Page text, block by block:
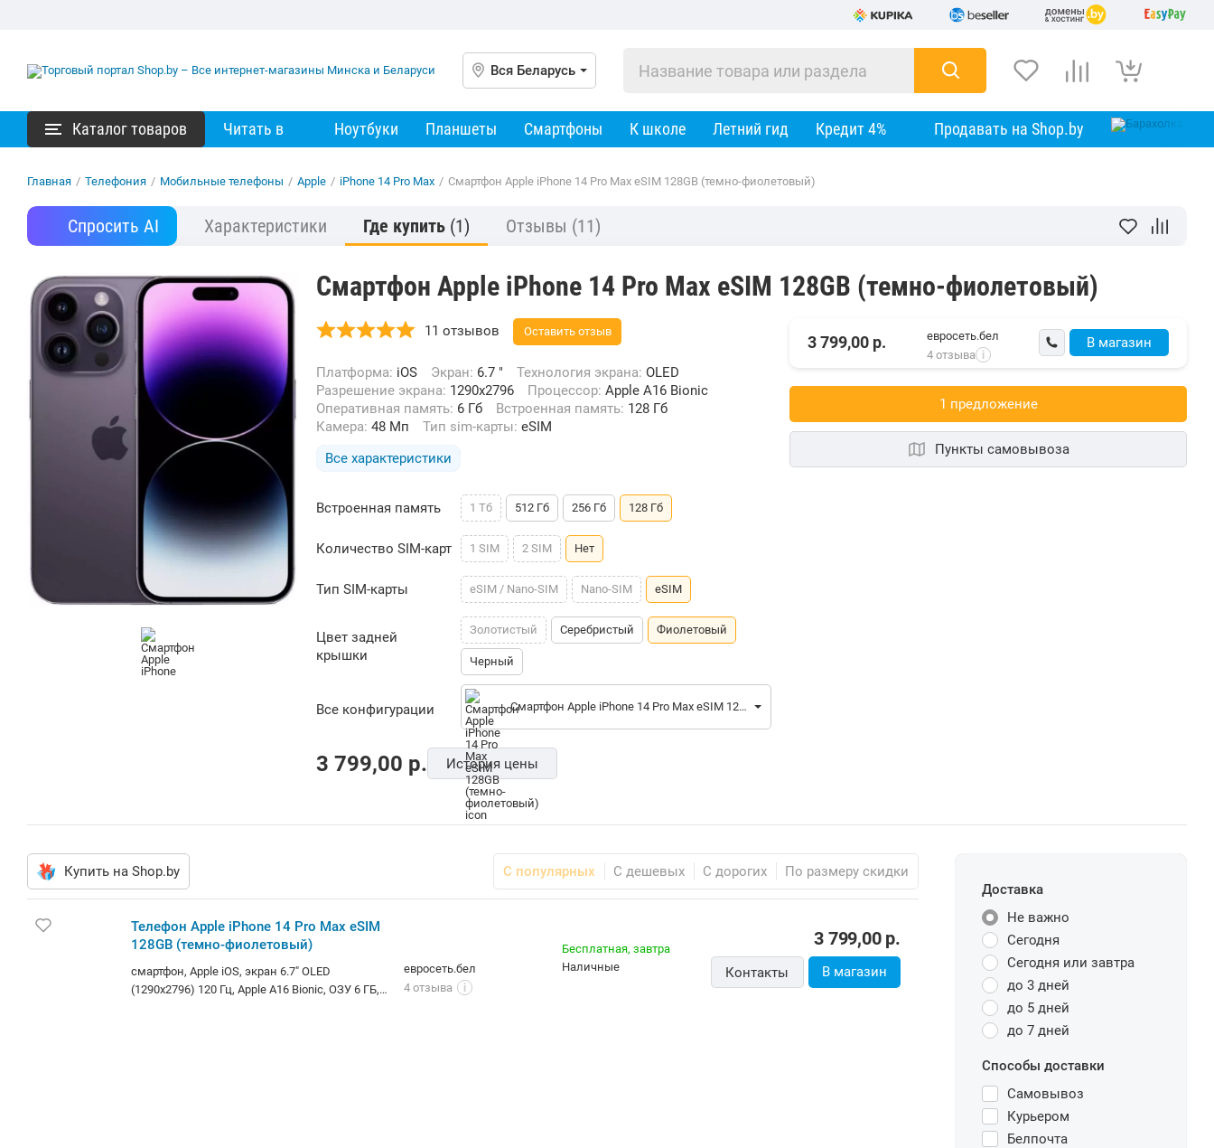
Вся Беларусь
Каталог товаров Читать в Ноутбуки Планшеты Смартфоны К школе Летний гид Кредит 4% Продавать на Shop.by
Главная / Телефония / Мобильные телефоны / Apple / iPhone 14 Pro Max / Смартфон Apple iPhone 14 Pro Max eSIM 128GB (темно-фиолетовый)
Спросить AI Характеристики Где купить (1) Отзывы (11)
Смартфон Apple iPhone 14 Pro Max eSIM 128GB (темно-фиолетовый)
11 отзывов Оставить отзыв
Платформа: iOS Экран: 6.7 " Технология экрана: OLED
Разрешение экрана: 1290x2796 Процессор: Apple A16 Bionic
Оперативная память: 6 Гб Встроенная память: 128 Гб
Камера: 48 Мп Тип sim-карты: eSIM
Все характеристики
Встроенная память 1 Тб 512 Гб 256 Гб 128 Гб
Количество SIM-карт 1 SIM 2 SIM Нет
Тип SIM-карты eSIM / Nano-SIM Nano-SIM eSIM
Цвет задней
крышки
Золотистый Серебристый Фиолетовый
Черный
Все конфигурации Смартфон Apple iPhone 14 Pro Max eSIM 128GB (темно-фиолетовый)
3 799,00 p. История цены
В магазин
3 799,00 р.
евросеть.бел
4 отзыва i
1 предложениe
Пункты самовывоза
Купить на Shop.by С популярных С дешевых С дорогих По размеру скидки
Телефон Apple iPhone 14 Pro Max eSIM
128GB (темно-фиолетовый)
смартфон, Apple iOS, экран 6.7" OLED
(1290x2796) 120 Гц, Apple A16 Bionic, ОЗУ 6 ГБ,
евросеть.бел
4 отзыва
i
Бесплатная, завтра
наличные
3 799,00р.
Контакты В магазин
Доставка
Не важно
Сегодня
Сегодня или завтра
до 3 дней
до 5 дней
до 7 дней
Способы доставки
Самовывоз
Курьером
Белпочта